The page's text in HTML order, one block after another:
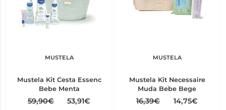
MUSTELA
Mustela Kit Cesta Essenc
Bebe Menta
59,90€ 53,91€
MUSTELA
Mustela Kit Necessaire
Muda Bebe Bege
16,39€ 14,75€